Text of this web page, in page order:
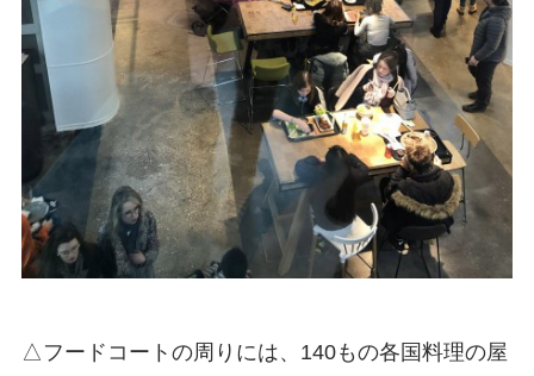
△フードコートの周りには、140もの各国料理の屋